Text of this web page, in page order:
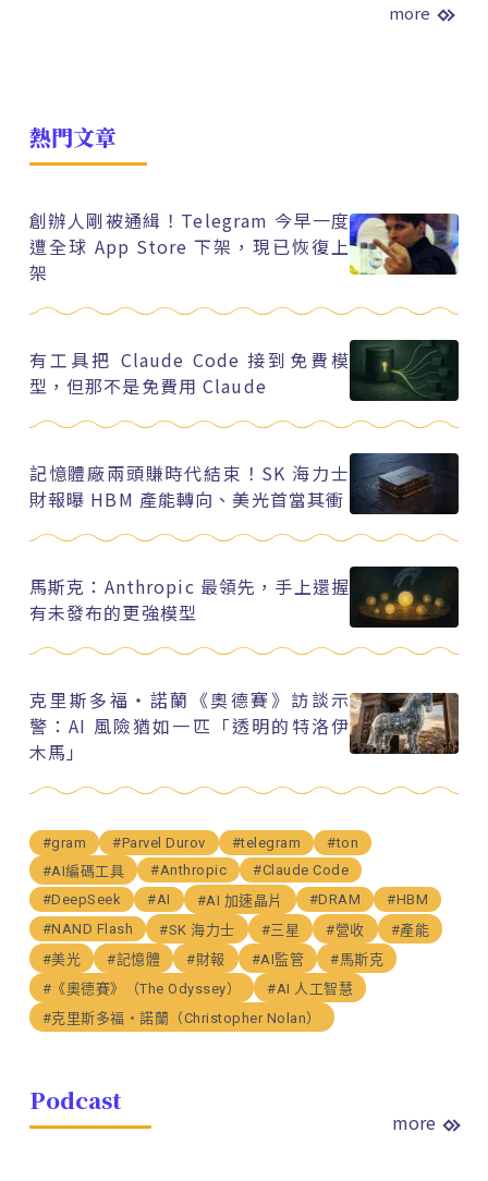
more
熱門文章
創辦人剛被通緝！Telegram 今早一度
遭全球 App Store 下架，現已恢復上
架
有工具把 Claude Code 接到免費模
型，但那不是免費用 Claude
記憶體廠兩頭賺時代結束！SK 海力士
財報曝 HBM 產能轉向、美光首當其衝
馬斯克：Anthropic 最領先，手上還握
有未發布的更強模型
克里斯多福・諾蘭《奧德賽》訪談示
警：AI 風險猶如一匹「透明的特洛伊
木馬」
#gram #Parvel Durov #telegram
#ton
#AI編碼工具
#Anthropic
#Claude Code
#DeepSeek
#AI #AI 加速晶片 #DRAM
#HBM
#NAND Flash
#SK 海力士 #三星 #營收
#產能
#美光
#記憶體 #財報 #AI監管
#馬斯克
#《奧德賽》（The Odyssey）
#AI 人工智慧
#克里斯多福・諾蘭（Christopher Nolan）
Podcast
more